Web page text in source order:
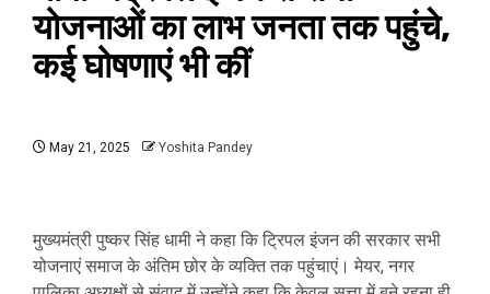
योजनाओं का लाभ जनता तक पहुंचे,
कई घोषणाएं भी कीं
May 21, 2025 Yoshita Pandey
मुख्यमंत्री पुष्कर सिंह धामी ने कहा कि ट्रिपल इंजन की सरकार सभी
योजनाएं समाज के अंतिम छोर के व्यक्ति तक पहुंचाएं। मेयर, नगर